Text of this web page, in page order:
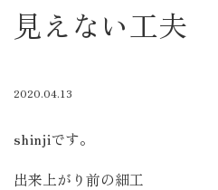
見えない工夫
2020.04.13
shinjiです。
出来上がり前の細工